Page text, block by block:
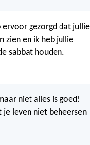
gezorgd dat jullie
zien en ik heb jullie
sabbat houden.
niet alles is goed!
je leven niet beheersen